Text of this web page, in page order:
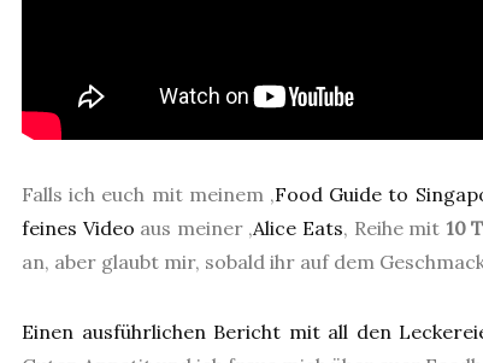
Falls ich euch mit meinem ‚Food Guide to
feines Video aus meiner ‚Alice Eats‚ Reihe mit 10
an, aber glaubt mir, sobald ihr auf dem
Einen ausführlichen Bericht mit all den